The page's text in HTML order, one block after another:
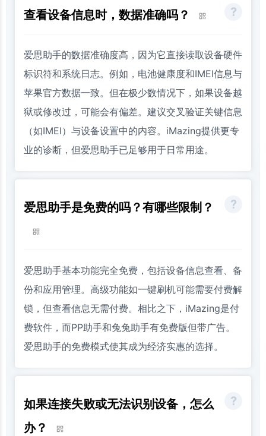
查看设备信息时，数据准确吗？
爱思助手的数据准确度高，因为它直接读取设备硬件
标识符和系统日志。例如，电池健康度和IMEI信息与
苹果官方数据一致。但在极少数情况下，如果设备越
狱或修改过，可能会有偏差。建议交叉验证关键信息
（如IMEI）与设备设置中的内容。iMazing提供更专
业的诊断，但爱思助手已足够用于日常用途。
爱思助手是免费的吗？有哪些限制？
爱思助手基本功能完全免费，包括设备信息查看、备
份和应用管理。高级功能如一键刷机可能需要付费解
锁，但查看信息无需付费。相比之下，iMazing是付
费软件，而PP助手和兔兔助手有免费版但带广告。
爱思助手的免费模式使其成为经济实惠的选择。
如果连接失败或无法识别设备，怎么
办？